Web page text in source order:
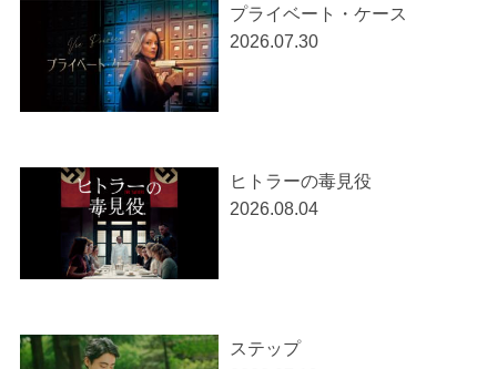
プライベート・ケース
2026.07.30
ヒトラーの毒見役
2026.08.04
ステップ